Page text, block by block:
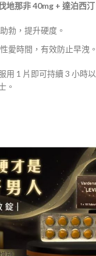
地那非 40mg + 達泊西
勃，提升硬度。
性愛時間，有效防止早洩。
用 1 片即可持續 3 小時
。